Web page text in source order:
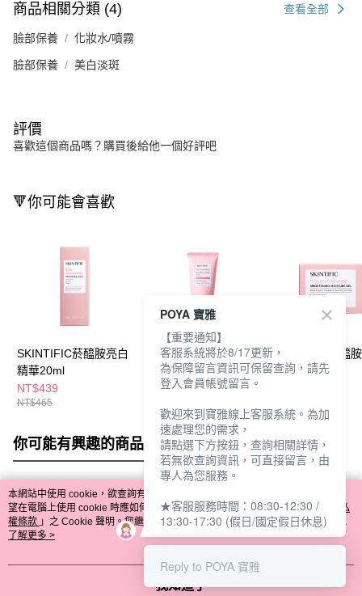
商品相關分類 (4) 查看全部
臉部保養 化妝水/噴霧
臉部保養 美白淡斑
評價
喜歡這個商品嗎？購買後給他一個好評吧
🔻你可能會喜歡
SKINTIFIC菸醯胺亮白
精華20ml
NT$439
NT$465
SKINTIFIC菸醯胺亮白
洗面乳120ml
NT$299
SKINTIFIC菸醯
面霜30g
你可能有興趣的商品 全站排行
熱門標籤
本網站中使用 cookie，欲查詢有關本網站使用 cookie 方式之詳情，及若您不希
望在電腦上使用 cookie 時應如何變更電腦的 cookie 設定，請參閱本網站「
隱私
權條款 」之 Cookie 聲明。您繼續使用本網站即表示您同意本公司得按本網站使
用條款之 Cookie 聲明使用 cookie。
了解更多 >
我知道了
POYA 寶雅
【重要通知】
客服系統將於8/17更新，
為保障留言資訊可保留查詢，請先
登入會員帳號留言。
歡迎來到寶雅線上客服系統。為加
速處理您的需求，
請點選下方按鈕，查詢相關詳情，
若無欲查詢資訊，可直接留言，由
專人為您服務。
★客服服務時間：08:30-12:30 /
13:30-17:30 (假日/國定假日休息)
Reply to POYA 寶雅